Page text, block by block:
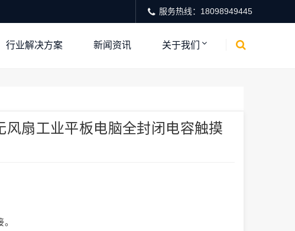
服务热线：18098949445
行业解决方案 新闻资讯 关于我们
扇工业平板电脑全封闭电容触摸